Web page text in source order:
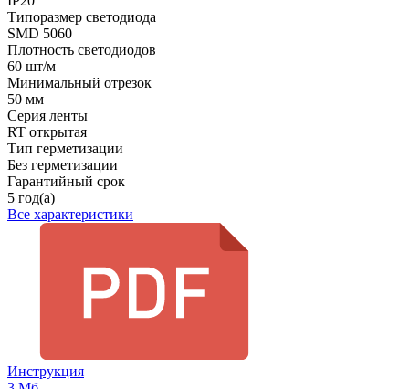
Типоразмер светодиода
SMD 5060
Плотность светодиодов
60 шт/м
Минимальный отрезок
50 мм
Серия ленты
RT открытая
Тип герметизации
Без герметизации
Гарантийный срок
5 год(а)
Все характеристики
Инструкция